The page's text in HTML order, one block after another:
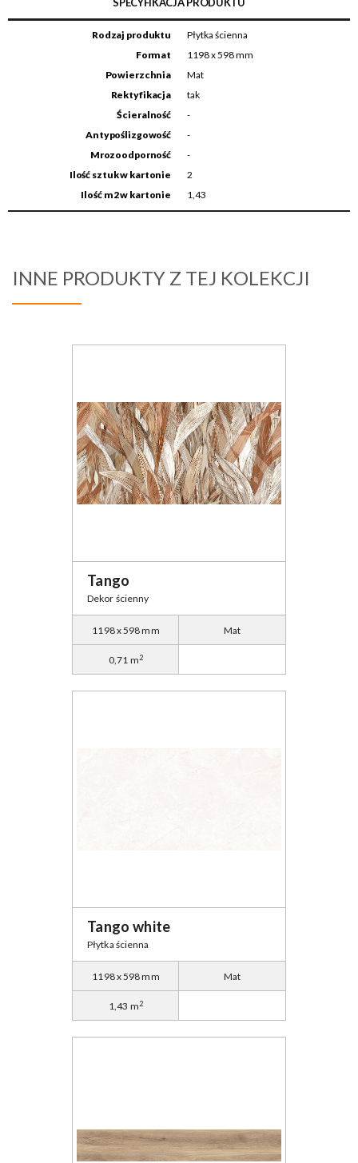
Rodzaj produktu
Płytka ścienna
Format
1198 x 598 mm
Powierzchnia
Mat
Rektyfikacja
tak
Ścieralność
-
Antypoślizgowość
-
Mrozoodporność
-
Ilość sztuk w kartonie
2
Ilość m2 w kartonie
1,43
INNE PRODUKTY Z TEJ KOLEKCJI
Tango
Dekor ścienny
1198 x 598 mm Mat
0,71 m2
Tango white
Płytka ścienna
1198 x 598 mm Mat
1,43 m2